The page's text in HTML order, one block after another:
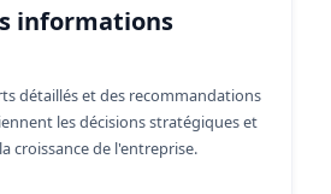
informations
détaillés et des recommandations
les décisions stratégiques et
croissance de l'entreprise.